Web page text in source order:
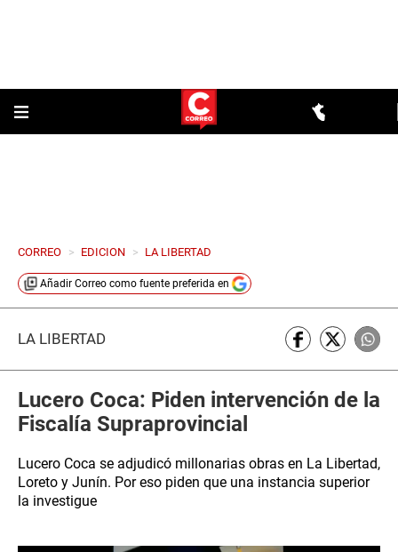
CORREO > EDICION > LA LIBERTAD
Añadir Correo como fuente preferida en
LA LIBERTAD
Lucero Coca: Piden intervención de la
Fiscalía Supraprovincial
Lucero Coca se adjudicó millonarias obras en La Libertad,
Loreto y Junín. Por eso piden que una instancia superior
la investigue